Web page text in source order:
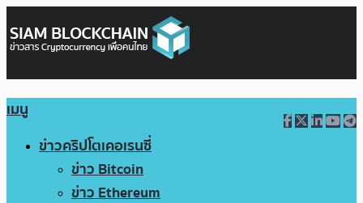
เมนู
ข่าวคริปโตเคอเรนซี่
ข่าว Bitcoin
ข่าว Ethereum